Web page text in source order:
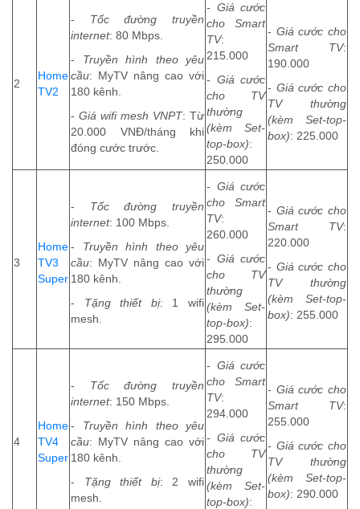
2
Home
TV2
- Tốc đường truyền
internet: 80 Mbps.
- Truyền hình theo yêu
cầu: MyTV nâng cao với
180 kênh.
- Giá wifi mesh VNPT: Từ
20.000 VNĐ/tháng khi
đóng cước trước.
- Giá cước
cho Smart
TV:
215.000
- Giá cước
cho TV
thường
(kèm Set-
top-box):
250.000
- Giá cước cho
Smart TV:
190.000
- Giá cước cho
TV thường
(kèm Set-top-
box): 225.000
3
Home
TV3
Super
- Tốc đường truyền
internet: 100 Mbps.
- Truyền hình theo yêu
cầu: MyTV nâng cao với
180 kênh.
- Tặng thiết bị: 1 wifi
mesh.
- Giá cước
cho Smart
TV:
260.000
- Giá cước
cho TV
thường
(kèm Set-
top-box):
295.000
- Giá cước cho
Smart TV:
220.000
- Giá cước cho
TV thường
(kèm Set-top-
box): 255.000
4
Home
TV4
Super
- Tốc đường truyền
internet: 150 Mbps.
- Truyền hình theo yêu
cầu: MyTV nâng cao với
180 kênh.
- Tặng thiết bị: 2 wifi
mesh.
- Giá cước
cho Smart
TV:
294.000
- Giá cước
cho TV
thường
(kèm Set-
top-box):
- Giá cước cho
Smart TV:
255.000
- Giá cước cho
TV thường
(kèm Set-top-
box): 290.000